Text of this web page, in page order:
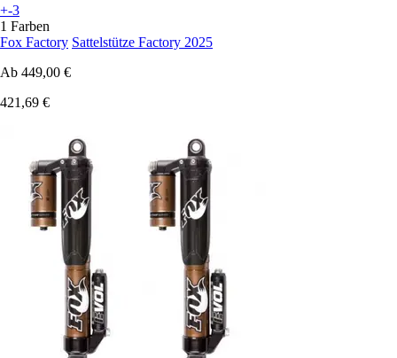
+-3
1 Farben
Fox Factory Sattelstütze Factory 2025
Ab 449,00 €
421,69 €